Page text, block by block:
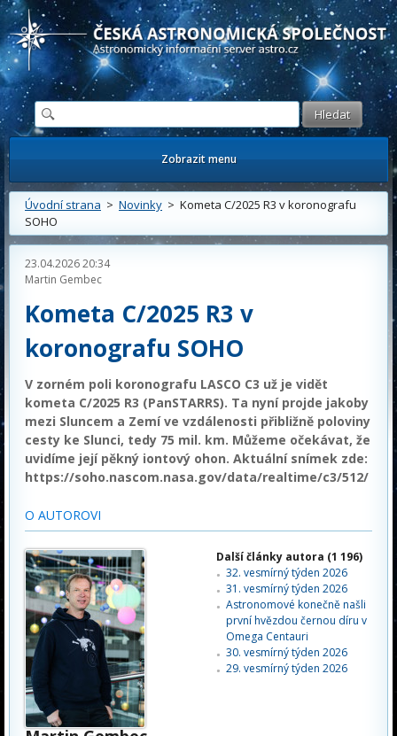
Česká astronomická společnost - Informační astronomický server
Zobrazit menu
Úvodní strana > Novinky > Kometa C/2025 R3 v koronografu
SOHO
23.04.2026 20:34
Martin Gembec
Kometa C/2025 R3 v
koronografu SOHO
V zorném poli koronografu LASCO C3 už je vidět
kometa C/2025 R3 (PanSTARRS). Ta nyní projde jakoby
mezi Sluncem a Zemí ve vzdálenosti přibližně poloviny
cesty ke Slunci, tedy 75 mil. km. Můžeme očekávat, že
uvidíme její pěkný iontový ohon. Aktuální snímek zde:
https://soho.nascom.nasa.gov/data/realtime/c3/512/
O AUTOROVI
Další články autora (1 196)
32. vesmírný týden 2026
31. vesmírný týden 2026
Astronomové konečně našli
první hvězdou černou díru v
Omega Centauri
30. vesmírný týden 2026
29. vesmírný týden 2026